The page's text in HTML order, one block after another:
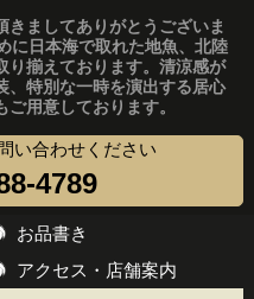
きましてありがとうございま
に日本海で取れた地魚、北陸
り揃えております。清涼感が
、特別な一時を演出する居心
用意しております。
い合わせください
4789
お品書き
アクセス・店舗案内